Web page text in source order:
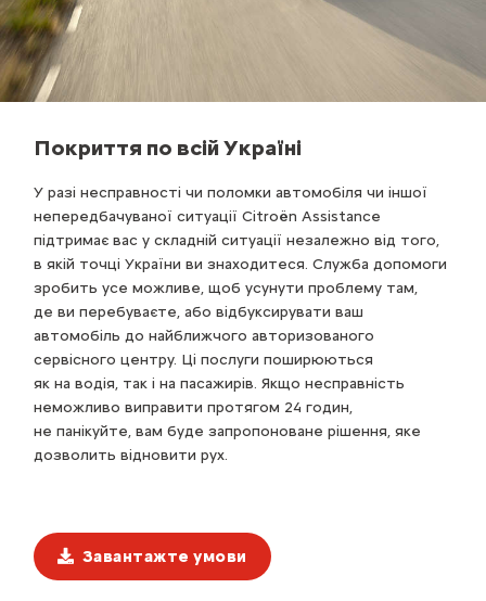
Покриття по всій Україні
У разі несправності чи поломки автомобіля чи іншої
непередбачуваної ситуації Citroën Assistance
підтримає вас у складній ситуації незалежно від того,
в якій точці України ви знаходитеся. Служба допомоги
зробить усе можливе, щоб усунути проблему там,
де ви перебуваєте, або відбуксирувати ваш
автомобіль до найближчого авторизованого
сервісного центру. Ці послуги поширюються
як на водія, так і на пасажирів. Якщо несправність
неможливо виправити протягом 24 годин,
не панікуйте, вам буде запропоноване рішення, яке
дозволить відновити рух.
Завантажте умови